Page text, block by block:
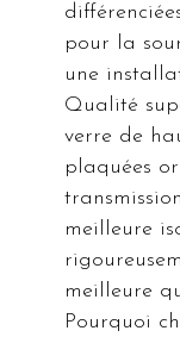
pour la
une
Qualité
verre de
plaquées
meilleure
meilleure
Pourquoi